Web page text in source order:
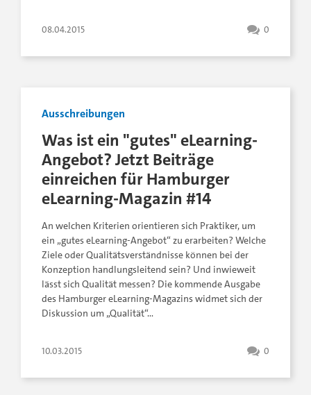
08.04.2015 0
Ausschreibungen
Was ist ein "gutes" eLearning-
Angebot? Jetzt Beiträge
einreichen für Hamburger
eLearning-Magazin #14
An welchen Kriterien orientieren sich Praktiker, um
ein „gutes eLearning-Angebot“ zu erarbeiten? Welche
Ziele oder Qualitätsverständnisse können bei der
Konzeption handlungsleitend sein? Und inwieweit
lässt sich Qualität messen? Die kommende Ausgabe
des Hamburger eLearning-Magazins widmet sich der
Diskussion um „Qualität“…
10.03.2015 0